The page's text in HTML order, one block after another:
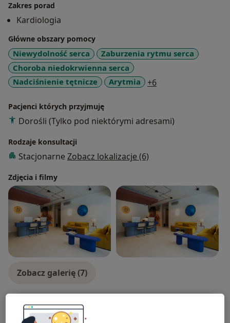
niewydolność serca, wady serca, zaburzenia rytmu
serca, choroba niedokrwienna serca, nadciśnienie
tętnicze, wady serca, bóle w klatce piersiowej,
zaburzenia lipidowe.
Moje szczególne zainteresowania to diagnostyka
ultrasonograficzna serca (echo serca) oraz
ultrasonografia tętnic szyjnych (doppler usg).
kardiologiczne oraz wykonuje echo serca i USG tętnic
szyjnych.
Zakres porad
Kardiologia
Główne obszary pomocy
Niewydolność serca
Zaburzenia rytmu serca
Choroba niedokrwienna serca
Nadciśnienie tętnicze
Arytmia +6
Pacjenci których przyjmuję
Dorośli (Tylko pod niektórymi adresami)
Rodzaje konsultacji
Stacjonarne Zobacz lokalizacje (6)
Zdjęcia i filmy
Zobacz galerię (7)